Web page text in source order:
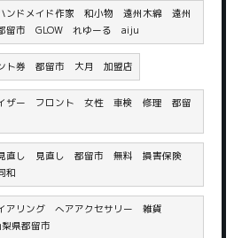
ンドメイド作家 和小物 遠州木綿 遠州
留市 GLOW れゆーる aiju
ト券 都留市 大月 加盟店
イザー フロント 女性 車検 修理 都留
直し 見直し 都留市 無料 損害保険
和
アリング へアアクセサリー 雑貨
県都留市